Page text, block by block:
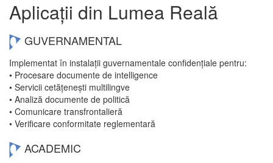
Aplicații din Lumea Reală
GUVERNAMENTAL
Implementat în instalații guvernamentale confidențiale pentru:
• Procesare documente de intelligence
• Servicii cetățenești multilingve
• Analiză documente de politică
• Comunicare transfrontalieră
• Verificare conformitate reglementară
ACADEMIC